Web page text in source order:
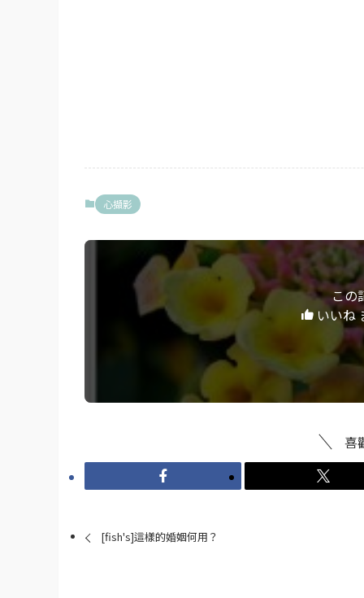
心擷影
この
いいね
喜
[fish's]這樣的婚姻何用？